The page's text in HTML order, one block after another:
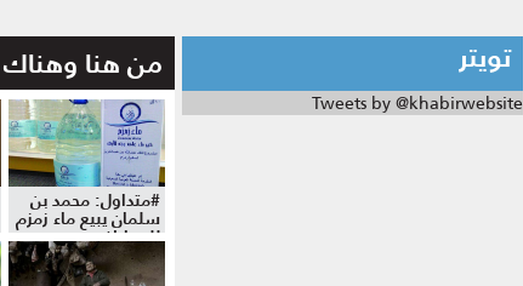
تويتر
Tweets by @khabirwebsite
من هنا وهناك
#متداول: محمد بن
سلمان يبيع ماء زمزم
للمواطنين